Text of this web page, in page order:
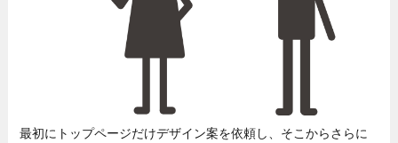
最初にトップページだけデザイン案を依頼し、そこからさらに